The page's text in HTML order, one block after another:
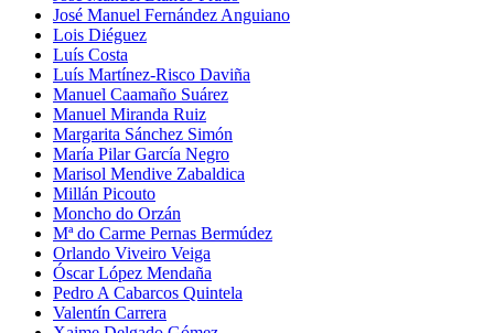
José Manuel Fernández Anguiano
Lois Diéguez
Luís Costa
Luís Martínez-Risco Daviña
Manuel Caamaño Suárez
Manuel Miranda Ruiz
Margarita Sánchez Simón
María Pilar García Negro
Marisol Mendive Zabaldica
Millán Picouto
Moncho do Orzán
Mª do Carme Pernas Bermúdez
Orlando Viveiro Veiga
Óscar López Mendaña
Pedro A Cabarcos Quintela
Valentín Carrera